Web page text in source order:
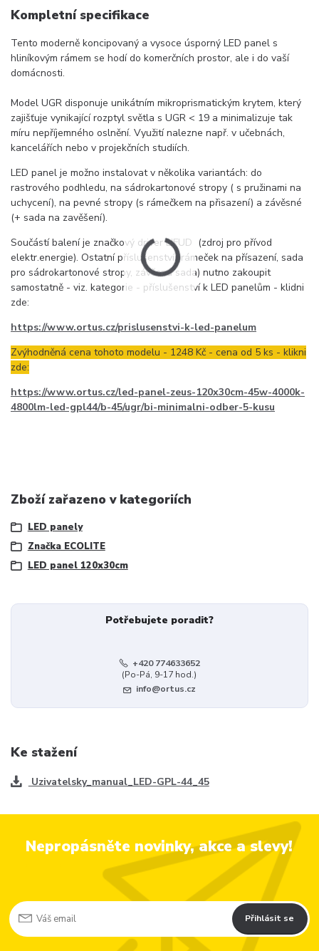
Kompletní specifikace
Tento moderně koncipovaný a vysoce úsporný LED panel s
hliníkovým rámem se hodí do komerčních prostor, ale i do vaší
domácnosti.
Model UGR disponuje unikátním mikroprismatickým krytem, který
zajišťuje vynikající rozptyl světla s UGR < 19 a minimalizuje tak
míru nepříjemného oslnění. Využití nalezne např. v učebnách,
kancelářích nebo v projekčních studiích.
LED panel je možno instalovat v několika variantách: do
rastrového podhledu, na sádrokartonové stropy ( s pružinami na
uchycení), na pevné stropy (s rámečkem na přisazení) a závěsné
(+ sada na zavěšení).
Součástí balení je značkový driver LIFUD (zdroj pro přívod
elektr.energie). Ostatní příslušenství (rámeček na přísazení, sada
pro sádrokartonové stropy, závěsná sada) nutno zakoupit
samostatně - viz. kategorie - příslušenství k LED panelům - klidni
zde:
https://www.ortus.cz/prislusenstvi-k-led-panelum
Zvýhodněná cena tohoto modelu - 1248 Kč - cena od 5 ks - klikni
zde:
https://www.ortus.cz/led-panel-zeus-120x30cm-45w-4000k-
4800lm-led-gpl44/b-45/ugr/bi-minimalni-odber-5-kusu
Zboží zařazeno v kategoriích
LED panely
Značka ECOLITE
LED panel 120x30cm
Potřebujete poradit?
+420 774633652
(Po-Pá, 9-17 hod.)
info@ortus.cz
Ke stažení
Uzivatelsky_manual_LED-GPL-44_45
Nepropásněte novinky, akce a slevy!
Přihlásit se